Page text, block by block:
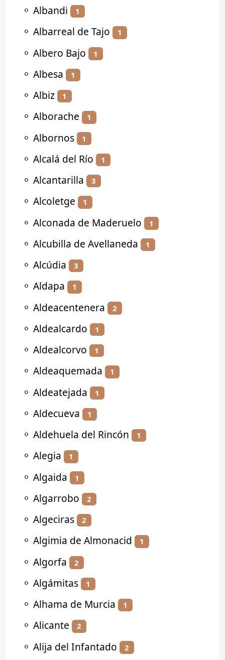
⚬ Albandi 1
⚬ Albarreal de Tajo 1
⚬ Albero Bajo 1
⚬ Albesa 1
⚬ Albiz 1
⚬ Alborache 1
⚬ Albornos 1
⚬ Alcalá del Río 1
⚬ Alcantarilla 3
⚬ Alcoletge 1
⚬ Alconada de Maderuelo 1
⚬ Alcubilla de Avellaneda 1
⚬ Alcúdia 3
⚬ Aldapa 1
⚬ Aldeacentenera 2
⚬ Aldealcardo 1
⚬ Aldealcorvo 1
⚬ Aldeaquemada 1
⚬ Aldeatejada 1
⚬ Aldecueva 1
⚬ Aldehuela del Rincón 1
⚬ Alegia 1
⚬ Algaida 1
⚬ Algarrobo 2
⚬ Algeciras 2
⚬ Algimia de Almonacid 1
⚬ Algorfa 2
⚬ Algámitas 1
⚬ Alhama de Murcia 1
⚬ Alicante 2
⚬ Alija del Infantado 2